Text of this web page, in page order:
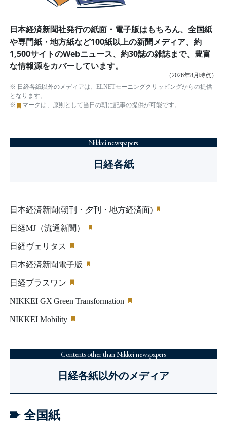
日本経済新聞社発行の紙面・電子版はもちろん、全国紙
や専門紙・地方紙など100紙以上の新聞メディア、約
1,500サイトのWebニュース、約30誌の雑誌まで、豊富
な情報源をカバーしています。
（2026年8月時点）
※ 日経各紙以外のメディアは、ELNETモーニングクリッピングからの提供
となります。
※
マークは、原則として当日の朝に記事の提供が可能です。
Nikkei newspapers
日経各紙
日本経済新聞(朝刊・夕刊・地方経済面)
日経MJ（流通新聞）
日経ヴェリタス
日本経済新聞電子版
日経プラスワン
NIKKEI GX|Green Transformation
NIKKEI Mobility
Contents other than Nikkei newspapers
日経各紙以外のメディア
全国紙